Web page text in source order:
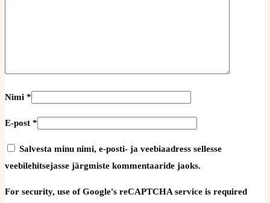
Nimi *
E-post *
Salvesta minu nimi, e-posti- ja veebiaadress sellesse
veebilehitsejasse järgmiste kommentaaride jaoks.
For security, use of Google's reCAPTCHA service is required